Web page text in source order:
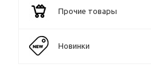
Прочие товары
Новинки